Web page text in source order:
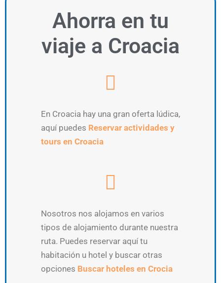
Ahorra en tu
viaje a Croacia
En Croacia hay una gran oferta lúdica,
aquí puedes Reservar actividades y
tours en Croacia
Nosotros nos alojamos en varios
tipos de alojamiento durante nuestra
ruta. Puedes reservar aquí tu
habitación u hotel y buscar otras
opciones Buscar hoteles en Crocia